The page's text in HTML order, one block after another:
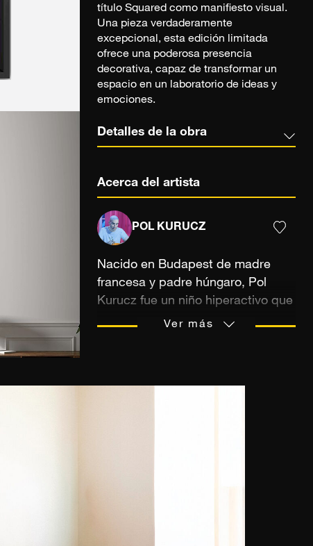
título Squared como manifiesto visual.
Una pieza verdaderamente
excepcional, esta edición limitada
ofrece una poderosa presencia
decorativa, capaz de transformar un
espacio en un laboratorio de ideas y
emociones.
Detalles de la obra
Acerca del artista
POL KURUCZ
Nacido en Budapest de madre
francesa y padre húngaro, Pol
Kurucz fue un niño hiperactivo que
encontró en el teatro una forma de
Ver más